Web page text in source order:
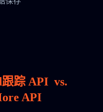
踪 API vs.
API